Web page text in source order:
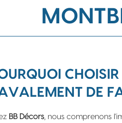
DE
BB Décors , nous comprenons